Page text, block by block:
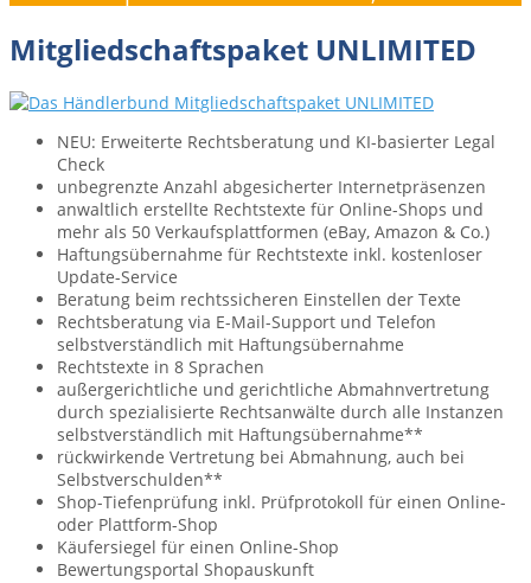
Mitgliedschaftspaket UNLIMITED
NEU: Erweiterte Rechtsberatung und KI-basierter Legal
Check
unbegrenzte Anzahl ab­gesicherter Internet­präsenzen
anwaltlich erstellte Rechts­texte für Online-Shops und
mehr als 50 Verkaufs­plattformen ­(eBay, Amazon & Co.)
Haftungs­übernahme für Rechtstexte inkl. kostenloser
Update-Service
Beratung beim rechts­sicheren Einstellen der Texte
Rechtsberatung via E-Mail-Support und Telefon
selbstverständlich mit Haftungsübernahme
Rechts­texte in 8 Sprachen
außergerichtliche und gerichtliche Abmahn­vertretung
durch spezialisierte Rechts­anwälte durch alle Instanzen
selbstverständlich mit Haftungsübernahme**
rückwirkende Vertretung bei Abmahnung, auch bei
Selbstverschulden**
Shop-Tiefenprüfung inkl. Prüf­protokoll für einen Online-
oder Plattform-Shop
Käufer­siegel für einen Online-Shop
Bewertungsportal Shopauskunft